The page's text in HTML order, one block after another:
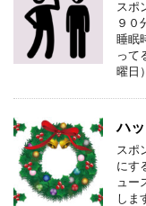
スポ
９０
睡眠
って
曜日
ハ
スポ
にす
ュー
しま